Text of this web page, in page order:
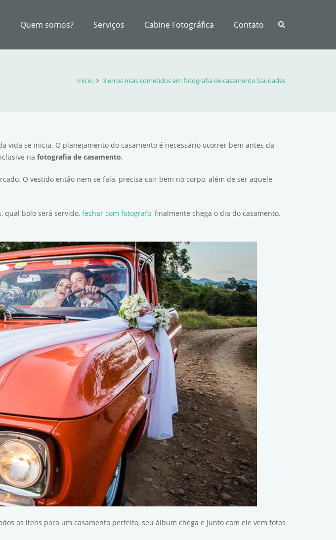
Quem somos? Serviços Cabine Fotográfica Contato
Início 3 erros mais cometidos em fotografia de casamento Saudades
vida se inicia. O planejamento do casamento é necessário ocorrer bem antes da
na fotografia de casamento.
O vestido então nem se fala, precisa cair bem no corpo, além de ser aquele
qual bolo será servido, fechar com fotografo, finalmente chega o dia do casamento.
os itens para um casamento perfeito, seu álbum chega e junto com ele vem fotos